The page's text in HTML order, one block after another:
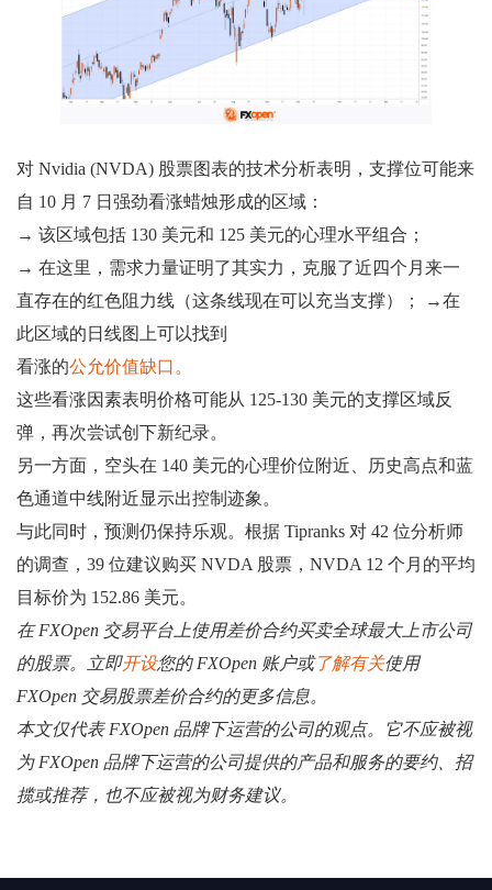
对 Nvidia (NVDA) 股票图表的技术分析表明，支撑位可能来
自 10 月 7 日强劲看涨蜡烛形成的区域：
→ 该区域包括 130 美元和 125 美元的心理水平组合；
→ 在这里，需求力量证明了其实力，克服了近四个月来一
直存在的红色阻力线（这条线现在可以充当支撑）； →在
此区域的日线图上可以找到
看涨的公允价值缺口。
这些看涨因素表明价格可能从 125-130 美元的支撑区域反
弹，再次尝试创下新纪录。
另一方面，空头在 140 美元的心理价位附近、历史高点和蓝
色通道中线附近显示出控制迹象。
与此同时，预测仍保持乐观。根据 Tipranks 对 42 位分析师
的调查，39 位建议购买 NVDA 股票，NVDA 12 个月的平均
目标价为 152.86 美元。
在 FXOpen 交易平台上使用差价合约买卖全球最大上市公司
的股票。立即开设您的 FXOpen 账户或了解有关使用
FXOpen 交易股票差价合约的更多信息。
本文仅代表 FXOpen 品牌下运营的公司的观点。它不应被视
为 FXOpen 品牌下运营的公司提供的产品和服务的要约、招
揽或推荐，也不应被视为财务建议。